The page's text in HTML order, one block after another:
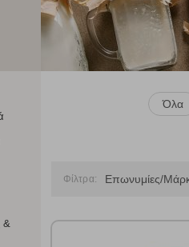
&
Όλα
Φίλτρα: Επωνυμίες/